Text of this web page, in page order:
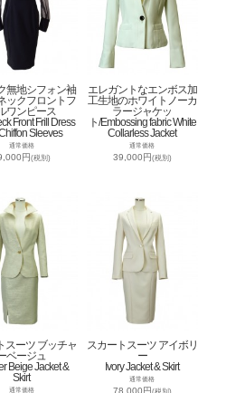
無地シフォン袖
ックフロントフ
ワンピース
Front Frill Dress
Sleeves
通常価格
円(税別)
エレガントなエンボス加
工生地のホワイトノーカ
ラージャケッ
ト/Embossing fabric White
Collarless Jacket
通常価格
39,000円(税別)
スーツ ブッチャ
ベージュ
Beige Jacket &
Skirt
通常価格
スカートスーツ アイボリ
ー
Ivory Jacket & Skirt
通常価格